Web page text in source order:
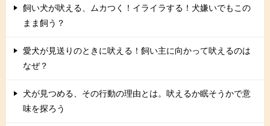
飼い犬が吠える、ムカつく！イライラする！犬嫌いでもこの
まま飼う？
愛犬が見送りのときに吠える！飼い主に向かって吠えるのは
なぜ？
犬が見つめる、その行動の理由とは。吠えるか眠そうかで意
味を探ろう